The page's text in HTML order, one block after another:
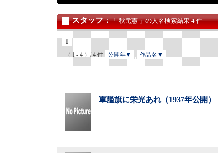
スタッフ：「 秋元憲 」の人名検索結果 4 件
1
（ 1 - 4 ）/ 4 件 公開年▼ 作品名▼
軍艦旗に栄光あれ（1937年公開）